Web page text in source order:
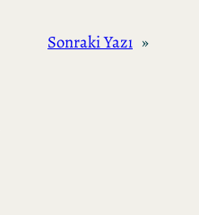
Sonraki Yazı »